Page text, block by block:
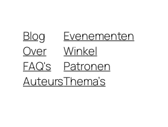
Blog
Over
FAQ's
Auteurs
Evenementen
Winkel
Patronen
Thema’s